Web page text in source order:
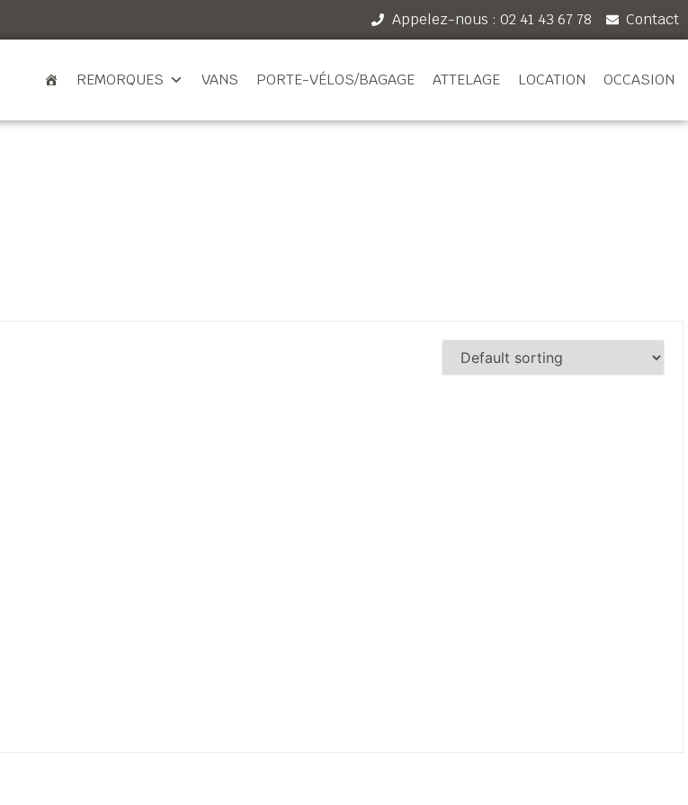
Appelez-nous : 02 41 43 67 78 Contact
REMORQUES VANS PORTE-VÉLOS/BAGAGE ATTELAGE LOCATION OCCASION